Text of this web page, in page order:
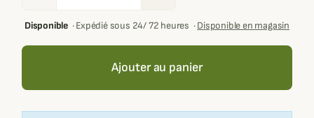
Disponible·Expédié sous 24/ 72 heures ·Disponible en magasin
Ajouter au panier